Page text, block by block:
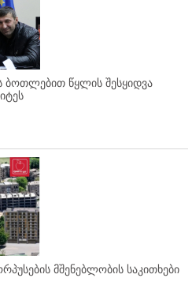
ბოთლებით წყლის შესყიდვა
მშენებლობის საკითხები